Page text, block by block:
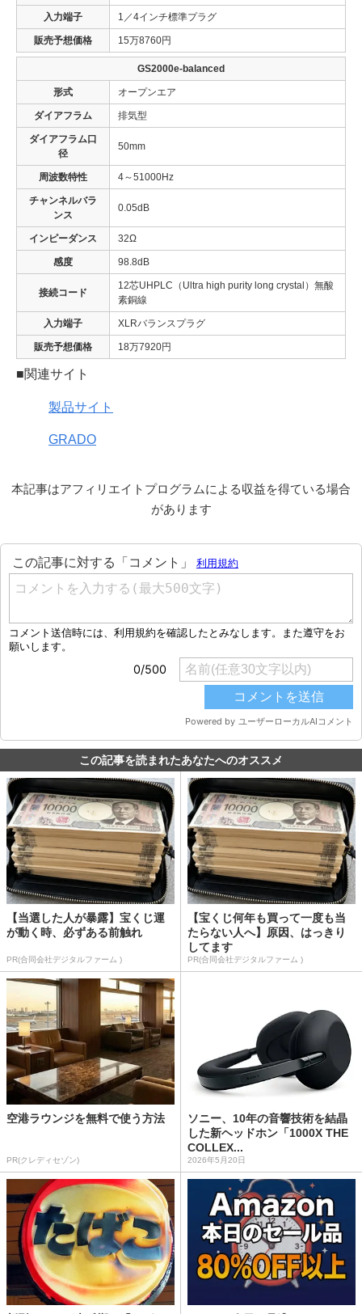
入力端子 1／4インチ標準プラグ
販売予想価格 15万8760円
GS2000e-balanced
形式 オープンエア
ダイアフラム 排気型
ダイアフラム口
径
50mm
周波数特性 4～51000Hz
チャンネルバラ
ンス
0.05dB
インピーダンス 32Ω
感度 98.8dB
接続コード
12芯UHPLC（Ultra high purity long crystal）無酸
素銅線
入力端子 XLRバランスプラグ
販売予想価格 18万7920円
■関連サイト
製品サイト
GRADO
本記事はアフィリエイトプログラムによる収益を得ている場合
があります
この記事を読まれたあなたへのオススメ
【当選した人が暴露】宝くじ運
が動く時、必ずある前触れ
PR(合同会社デジタルファーム )
【宝くじ何年も買って一度も当
たらない人へ】原因、はっきり
してます
PR(合同会社デジタルファーム )
空港ラウンジを無料で使う方法
PR(クレディセゾン)
ソニー、10年の音響技術を結晶
した新ヘッドホン「1000X THE
COLLEX...
2026年5月20日